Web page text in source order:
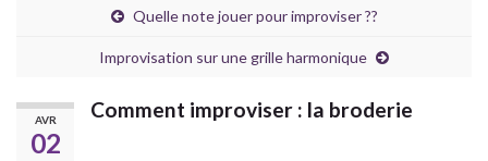
Quelle note jouer pour improviser ??
Improvisation sur une grille harmonique
AVR
02
Comment improviser : la broderie